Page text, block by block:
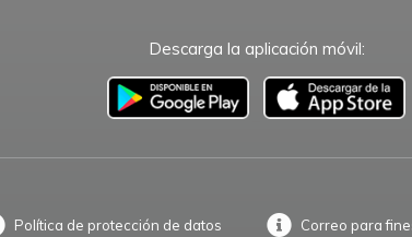
Descarga la aplicación móvil:
Política de protección de datos Correo para